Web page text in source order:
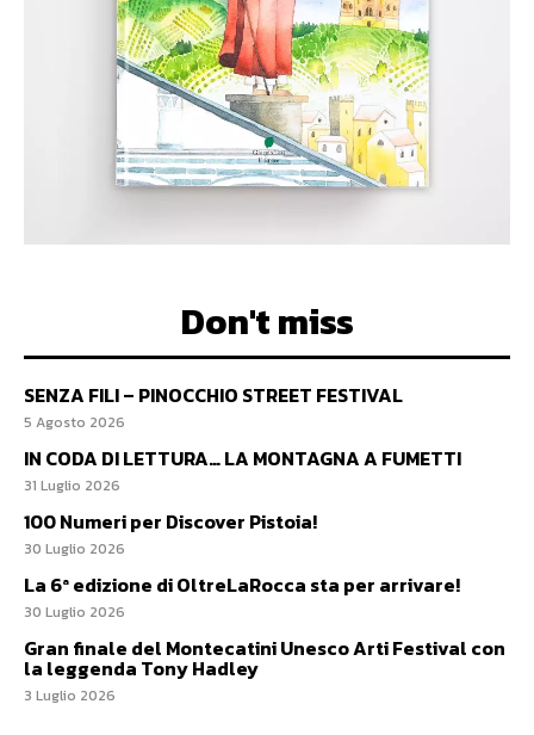
Don't miss
SENZA FILI – PINOCCHIO STREET FESTIVAL
5 Agosto 2026
IN CODA DI LETTURA… LA MONTAGNA A FUMETTI
31 Luglio 2026
100 Numeri per Discover Pistoia!
30 Luglio 2026
La 6ª edizione di OltreLaRocca sta per arrivare!
30 Luglio 2026
Gran finale del Montecatini Unesco Arti Festival con
la leggenda Tony Hadley
3 Luglio 2026